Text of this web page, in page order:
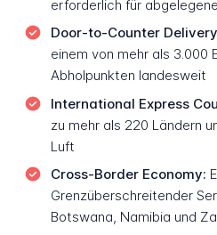
erforderlich für
Door-to-Counter
einem von mehr als 3.000
Abholpunkten landesweit
International Express
zu mehr als 220 Ländern
Luft
Cross-Border Economy:
Grenzüberschreitender
Botswana, Namibia und